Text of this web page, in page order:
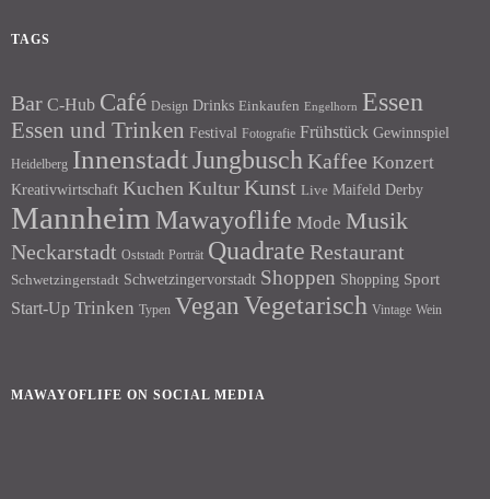
TAGS
Bar C-Hub Café Design Drinks Einkaufen Engelhorn Essen
Essen und Trinken Festival Fotografie Frühstück Gewinnspiel
Heidelberg InnenstadtJungbusch Kaffee Konzert
Kreativwirtschaft Kuchen Kultur Kunst Live Maifeld Derby
Mannheim Mawayoflife Mode Musik
Neckarstadt Oststadt Porträt Quadrate Restaurant
Schwetzingerstadt Schwetzingervorstadt Shoppen Shopping Sport
Start-Up Trinken Typen Vegan Vegetarisch Vintage Wein
MAWAYOFLIFE ON SOCIAL MEDIA